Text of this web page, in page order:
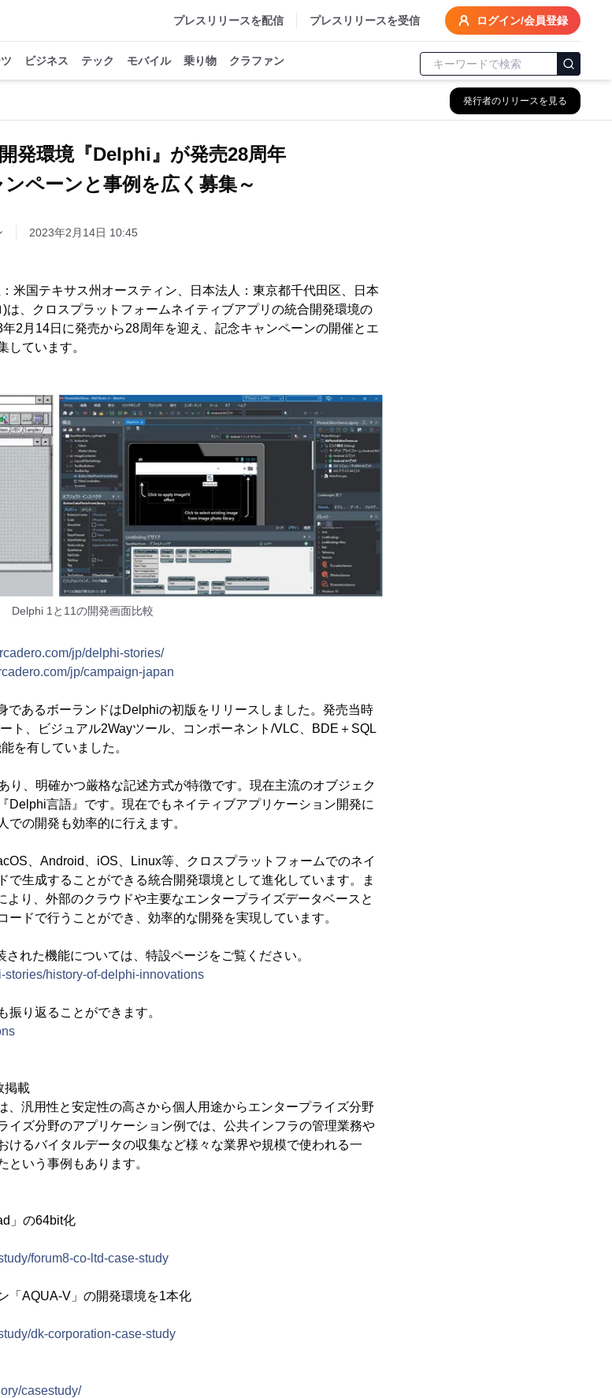
プレスリリースを配信 プレスリリースを受信 ログイン/会員登録
ビジネス テック モバイル 乗り物 クラファン
発行者のリリースを見る
発環境『Delphi』が発売28周年
ンペーンと事例を広く募集～
2023年2月14日 10:45
米国テキサス州オースティン、日本法人：東京都千代田区、日本
は、クロスプラットフォームネイティブアプリの統合開発環境の
2月14日に発売から28周年を迎え、記念キャンペーンの開催とエ
しています。
Delphi 1と11の開発画面比較
jp/delphi-stories/
jp/campaign-japan
あるボーランドはDelphiの初版をリリースしました。発売当時
ト、ビジュアル2Wayツール、コンポーネント/VLC、BDE＋SQL
を有していました。
、明確かつ厳格な記述方式が特徴です。現在主流のオブジェク
Delphi言語』です。現在でもネイティブアプリケーション開発に
の開発も効率的に行えます。
、Android、iOS、Linux等、クロスプラットフォームでのネイ
で生成することができる統合開発環境として進化しています。ま
り、外部のクラウドや主要なエンタープライズデータベースと
ドで行うことができ、効率的な開発を実現しています。
れた機能については、特設ページをご覧ください。
stories/history-of-delphi-innovations
り返ることができます。
掲載
汎用性と安定性の高さから個人用途からエンタープライズ分野
イズ分野のアプリケーション例では、公共インフラの管理業務や
けるバイタルデータの収集など様々な業界や規模で使われる一
という事例もあります。
」の64bit化
forum8-co-ltd-case-study
「AQUA-V」の開発環境を1本化
dk-corporation-case-study
casestudy/